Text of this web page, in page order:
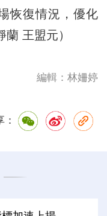
恢復情況，優化
王盟元）
編輯：林姍婷
：